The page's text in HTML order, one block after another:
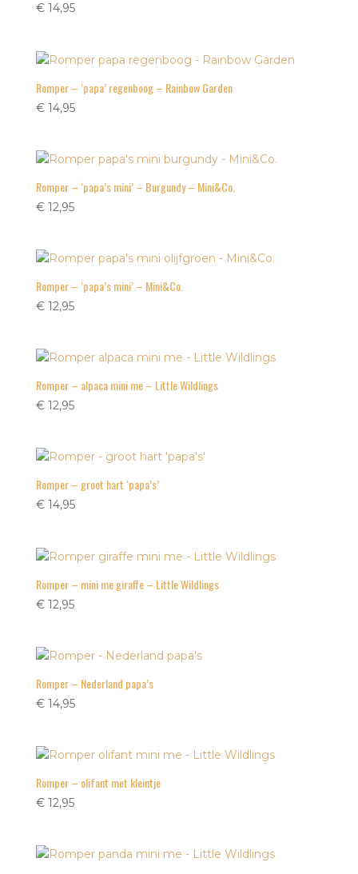
€14,95
Romper – ‘papa’ regenboog – Rainbow Garden
€14,95
Romper – ‘papa’s mini’ – Burgundy – Mini&Co.
€12,95
Romper – ‘papa’s mini’ – Mini&Co.
€12,95
Romper – alpaca mini me – Little Wildlings
€12,95
Romper – groot hart ‘papa’s’
€14,95
Romper – mini me giraffe – Little Wildlings
€12,95
Romper – Nederland papa’s
€14,95
Romper – olifant met kleintje
€12,95